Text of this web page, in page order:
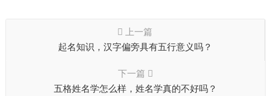
上一篇
起名知识，汉字偏旁具有五行意义吗？
下一篇
五格姓名学怎么样，姓名学真的不好吗？